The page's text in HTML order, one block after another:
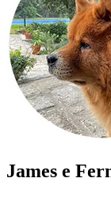
James e